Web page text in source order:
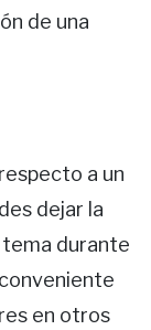
de una
a un
dejar la
durante
en otros